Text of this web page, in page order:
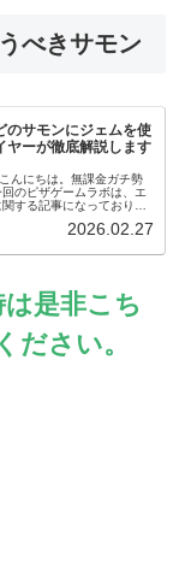
べきサモン
のサモンにジェムを使
ヤーが徹底解説します
んにちは。無課金ガチ勢
のピザゲームラボは、エ
する記事になっておりま
迷...
2026.02.27
是非こち
ださい。